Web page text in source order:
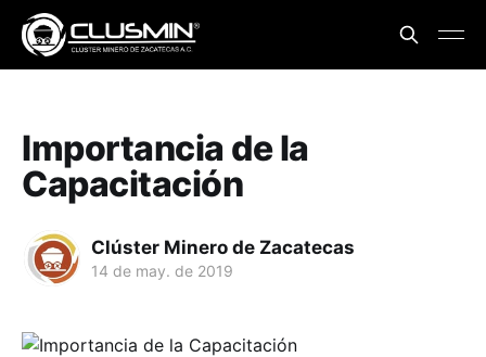
Importancia de la
Capacitación
Clúster Minero de Zacatecas
14 de may. de 2019